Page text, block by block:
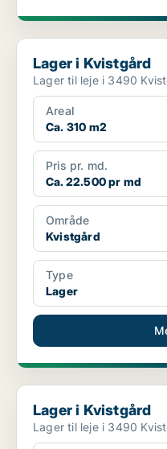
Lager i Kvistgård
Lager i Kvistgård
Lager til leje i 3490
Areal
Ca. 310 m2
Pris pr. md.
Ca. 22.500 pr md
Område
Kvistgård
Type
Lager
Lager i Kvistgård
Lager i Kvistgård
Lager til leje i 3490